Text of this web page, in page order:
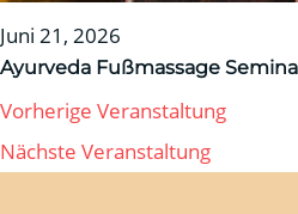
Juni 21, 2026
Ayurveda Fußmassage
Vorherige Veranstaltung
Nächste Veranstaltung